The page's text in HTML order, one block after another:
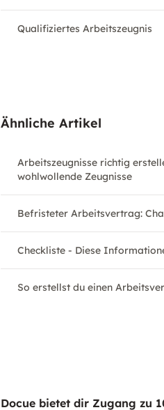
Qualifiziertes Arbeitszeugnis
Ähnliche Artikel
Arbeitszeugnisse richtig
wohlwollende Zeugnisse
Befristeter Arbeitsvertrag:
Checkliste - Diese
So erstellst du einen
Docue bietet dir Zugang zu